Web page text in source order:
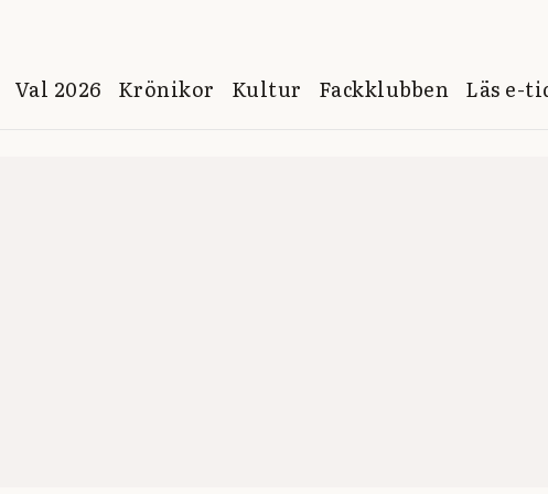
Val 2026 Krönikor Kultur Fackklubben Läs e-